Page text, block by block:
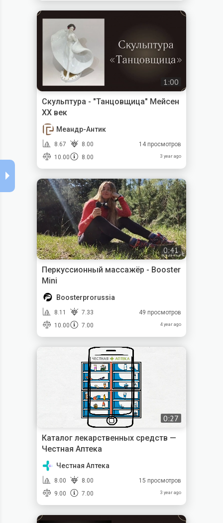
1:00
Скульптура - "Танцовщица" Мейсен
XX век
Меандр-Антик
8.67
8.00
10.00
8.00
14 просмотров
3 year ago
0:41
Перкуссионный массажёр - Booster
Mini
Boosterprorussia
8.11
7.33
10.00
7.00
49 просмотров
4 year ago
0:27
Каталог лекарственных средств —
Честная Аптека
Честная Аптека
8.00
8.00
9.00
7.00
15 просмотров
3 year ago